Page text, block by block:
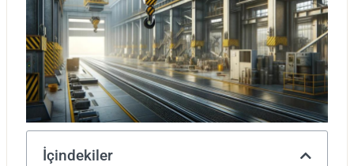
İçindekiler